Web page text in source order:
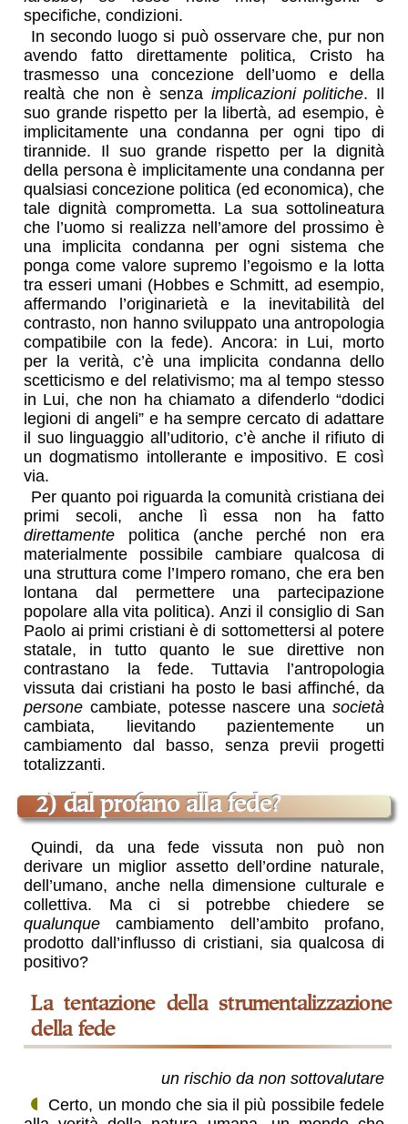
specifiche, condizioni.
In secondo luogo si può osservare che, pur non
avendo fatto direttamente politica, Cristo ha
trasmesso una concezione dell’uomo e della
realtà che non è senza implicazioni politiche. Il
suo grande rispetto per la libertà, ad esempio, è
implicitamente una condanna per ogni tipo di
tirannide. Il suo grande rispetto per la dignità
della persona è implicitamente una condanna per
qualsiasi concezione politica (ed economica), che
tale dignità comprometta. La sua sottolineatura
che l’uomo si realizza nell’amore del prossimo è
una implicita condanna per ogni sistema che
ponga come valore supremo l’egoismo e la lotta
tra esseri umani (Hobbes e Schmitt, ad esempio,
affermando l’originarietà e la inevitabilità del
contrasto, non hanno sviluppato una antropologia
compatibile con la fede). Ancora: in Lui, morto
per la verità, c’è una implicita condanna dello
scetticismo e del relativismo; ma al tempo stesso
in Lui, che non ha chiamato a difenderlo “dodici
legioni di angeli” e ha sempre cercato di adattare
il suo linguaggio all’uditorio, c’è anche il rifiuto di
un dogmatismo intollerante e impositivo. E così
via.
Per quanto poi riguarda la comunità cristiana dei
primi secoli, anche lì essa non ha fatto
direttamente politica (anche perché non era
materialmente possibile cambiare qualcosa di
una struttura come l’Impero romano, che era ben
lontana dal permettere una partecipazione
popolare alla vita politica). Anzi il consiglio di San
Paolo ai primi cristiani è di sottomettersi al potere
statale, in tutto quanto le sue direttive non
contrastano la fede. Tuttavia l’antropologia
vissuta dai cristiani ha posto le basi affinché, da
persone cambiate, potesse nascere una società
cambiata, lievitando pazientemente un
cambiamento dal basso, senza previi progetti
totalizzanti.
2) dal profano alla fede?
Quindi, da una fede vissuta non può non
derivare un miglior assetto dell’ordine naturale,
dell’umano, anche nella dimensione culturale e
collettiva. Ma ci si potrebbe chiedere se
qualunque cambiamento dell’ambito profano,
prodotto dall’influsso di cristiani, sia qualcosa di
positivo?
la tentazione della strumentalizzazione
della fede
un rischio da non sottovalutare
Certo, un mondo che sia il più possibile fedele